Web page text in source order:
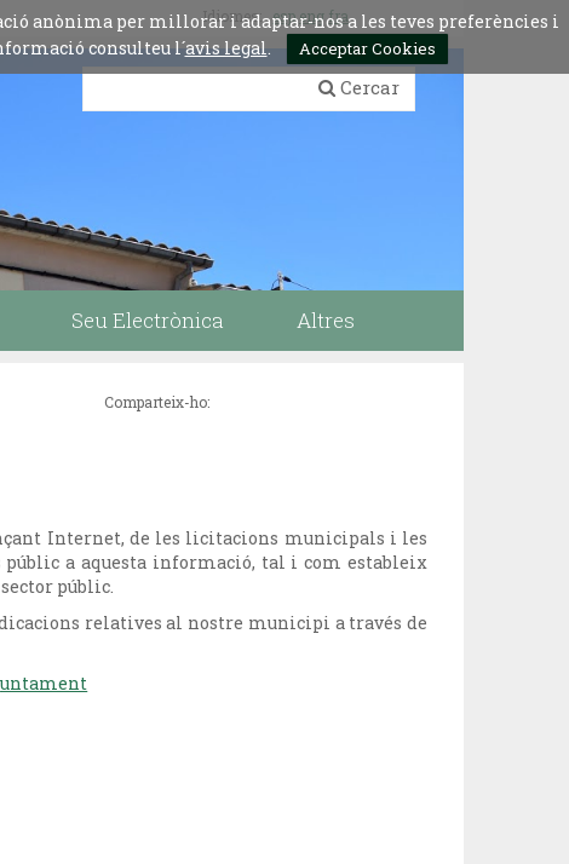
anònima per millorar i adaptar-nos a les teves preferències i
consulteu l´avis legal. Acceptar Cookies
Idiomes:esp engfra
Cercar
Seu Electrònica Altres
Comparteix-ho:
Internet, de les licitacions municipals i les
públic a aquesta informació, tal i com estableix
públic.
relatives al nostre municipi a través de